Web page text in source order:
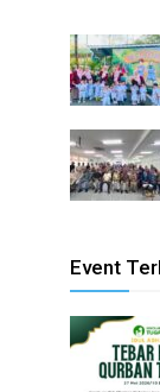
Event